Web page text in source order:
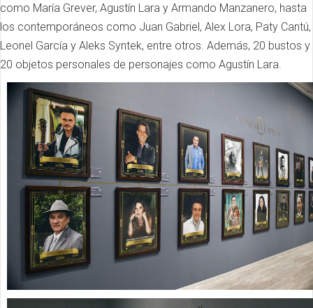
como María Grever, Agustín Lara y Armando Manzanero, hasta
los contemporáneos como Juan Gabriel, Alex Lora, Paty Cantú,
Leonel García y Aleks Syntek, entre otros. Además, 20 bustos y
20 objetos personales de personajes como Agustín Lara.